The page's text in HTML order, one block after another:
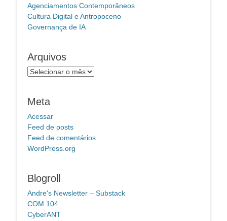
Agenciamentos Contemporâneos
Cultura Digital e Antropoceno
Governança de IA
Arquivos
Arquivos
Meta
Acessar
Feed de posts
Feed de comentários
WordPress.org
Blogroll
Andre's Newsletter – Substack
COM 104
CyberANT